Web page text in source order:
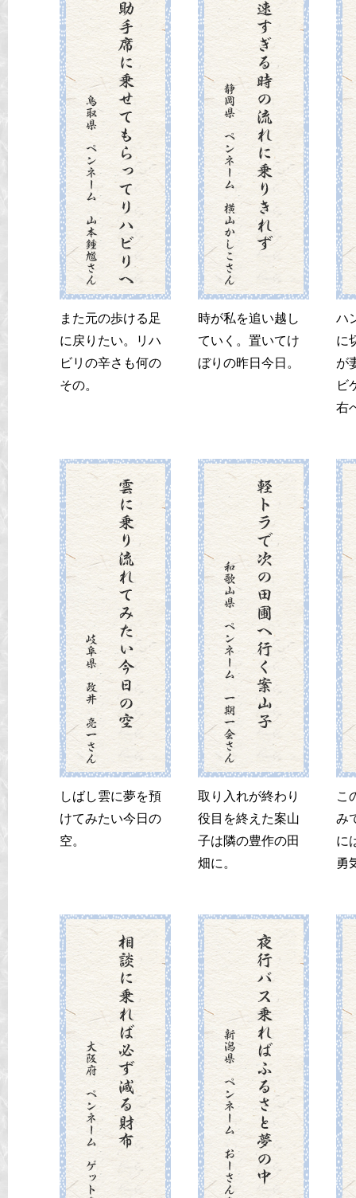
また元の歩ける足
に戻りたい。リハ
ビリの辛さも何の
その。
時が私を追い越し
ていく。置いてけ
ぼりの昨日今日。
ハ
に
が
ビ
右
しばし雲に夢を預
けてみたい今日の
空。
取り入れが終わり
役目を終えた案山
子は隣の豊作の田
畑に。
こ
み
に
勇